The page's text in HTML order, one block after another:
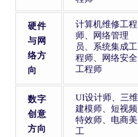
硬件
与网
络方
向
计算机维修工程
师、网络管理
员、系统集成工
程师、网络安全
工程师
数字
创意
方向
UI设计师、三维
建模师、短视频
特效师、电商美
工